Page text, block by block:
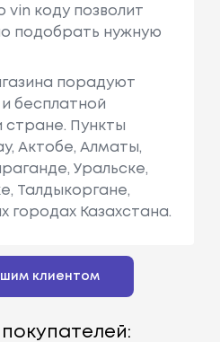
vin коду позволит
подобрать нужную
порадуют
бесплатной
стране. Пункты
Актобе, Алматы,
Уральске,
Талдыкоргане,
городах Казахстана.
клиентом